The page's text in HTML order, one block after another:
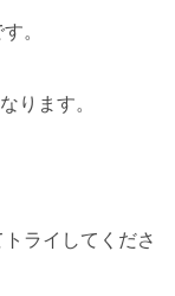
。
ります。
ライしてくださ